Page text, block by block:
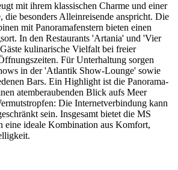
mit ihrem klassischen Charme und einer
die besonders Alleinreisende anspricht. Die
mit Panoramafenstern bieten einen
In den Restaurants 'Artania' und 'Vier
kulinarische Vielfalt bei freier
Für Unterhaltung sorgen
in der 'Atlantik Show-Lounge' sowie
Bars. Ein Highlight ist die Panorama-
atemberaubenden Blick aufs Meer
Die Internetverbindung kann
sein. Insgesamt bietet die MS
eine ideale Kombination aus Komfort,